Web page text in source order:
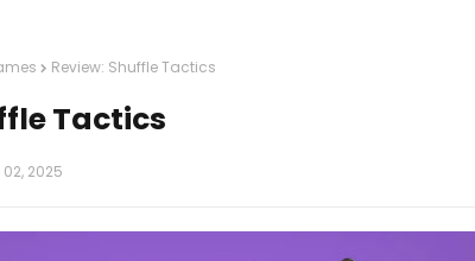
Review: Shuffle Tactics
Tactics
2025